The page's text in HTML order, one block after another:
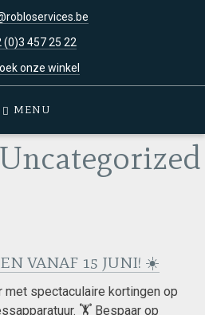
(0)3 457 25 22
onze winkel
MENU
Uncategorized
VANAF 15 JUNI! ☀️
spectaculaire kortingen op
🏋️ Bespaar op